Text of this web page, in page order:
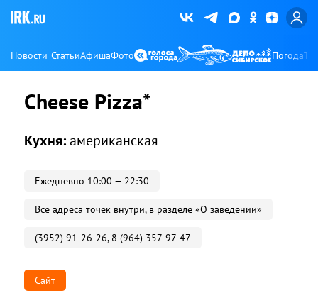
Новости СтатьиАфишаФото Погода
Cheese Pizza*
Кухня:американская
Ежедневно 10:00 — 22:30
Все адреса точек внутри, в разделе «О заведении»
(3952) 91-26-26, 8 (964) 357-97-47
Сайт